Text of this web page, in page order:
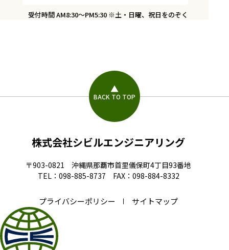
受付時間 AM8:30～PM5:30 ※土・日曜、祝日をのぞく
BACK TO TOP
株式会社シビルエンジニアリング
〒903-0821 沖縄県那覇市首里儀保町4丁目93番地
TEL：098-885-8737 FAX：098-884-8332
プライバシーポリシー サイトマップ